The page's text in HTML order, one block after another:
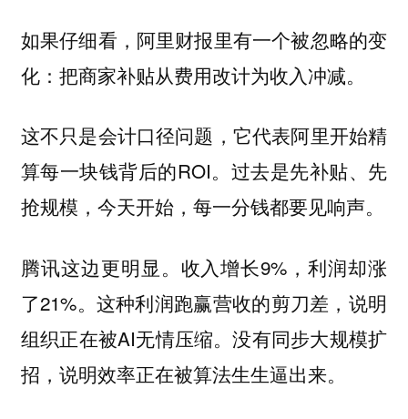
如果仔细看，阿里财报里有一个被忽略的变
化： 把商家补贴从费用改计为收入冲减。
这不只是会计口径问题，它代表阿里开始精
算每一块钱背后的ROI。过去是先补贴、先
抢规模，今天开始，每一分钱都要见响声。
腾讯这边更明显。收入增长9%，利润却涨
了21%。这种利润跑赢营收的剪刀差，说明
组织正在被AI无情压缩。没有同步大规模扩
招，说明效率正在被算法生生逼出来。